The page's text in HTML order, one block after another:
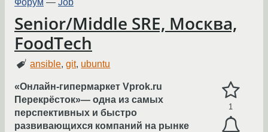
Senior/Middle SRE, Москва,
FoodTech
ansible,git, ubuntu
1
«Онлайн-гипермаркет Vprok.ru
Перекрёсток»— одна из самых
перспективных и быстро
развивающихся компаний на рынке